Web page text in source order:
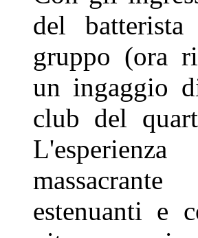
del
gruppo (ora
un ingaggio
club del
estenuanti e